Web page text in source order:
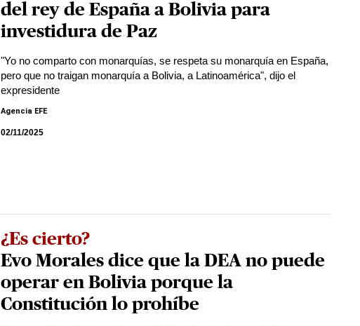
del rey de España a Bolivia para
investidura de Paz
"Yo no comparto con monarquías, se respeta su monarquía en España,
pero que no traigan monarquía a Bolivia, a Latinoamérica", dijo el
expresidente
Agencia EFE
02/11/2025
¿Es cierto?
Evo Morales dice que la DEA no puede
operar en Bolivia porque la
Constitución lo prohíbe